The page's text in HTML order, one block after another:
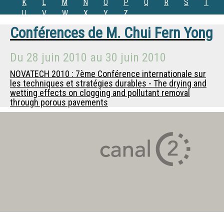
K
L M N O P Q R S
T
U
V W X Y Z
Conférences de M. Chui Fern Yong
Du 28 juin 2010 au 30 juin 2010
NOVATECH 2010 : 7ème Conférence internationale sur
les techniques et stratégies durables - The drying and
wetting effects on clogging and pollutant removal
through porous pavements